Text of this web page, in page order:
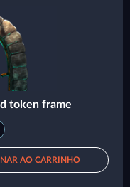
token frame
AO CARRINHO